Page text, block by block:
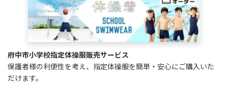
府中市小学校指定体操服販売サービス
保護者様の利便性を考え、指定体操服を簡単・安心にご購入いた
だけます。